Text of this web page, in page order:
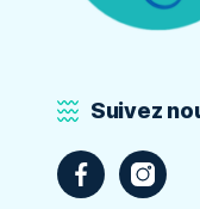
Suivez